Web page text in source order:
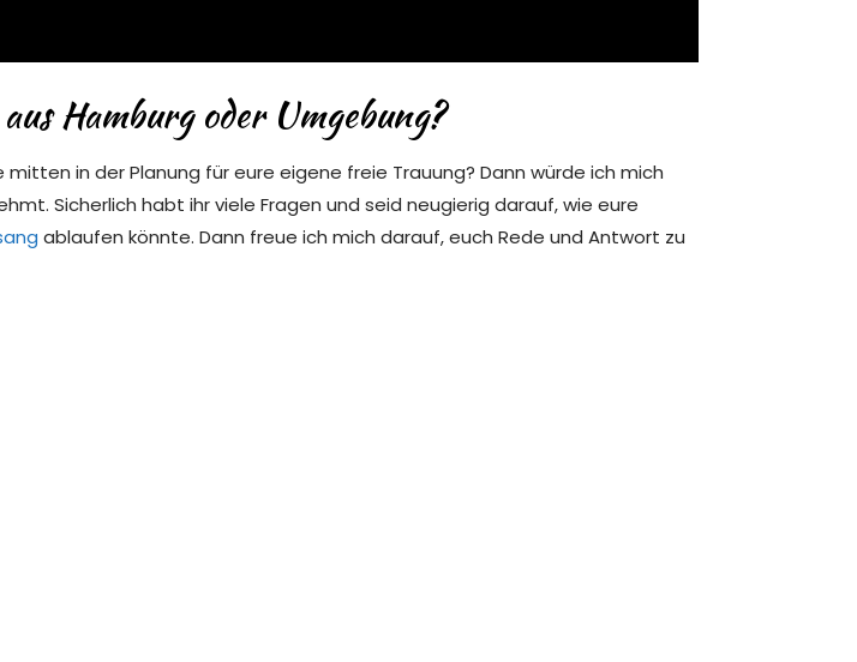
Hamburg oder Umgebung?
in der Planung für eure eigene freie Trauung? Dann würde ich mich
Sicherlich habt ihr viele Fragen und seid neugierig darauf, wie eure
ablaufen könnte. Dann freue ich mich darauf, euch Rede und Antwort zu